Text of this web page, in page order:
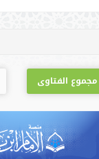
مجموع الفتاوى